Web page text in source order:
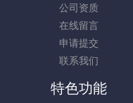
公司资质
在线留言
申请提交
联系我们
特色功能